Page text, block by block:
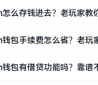
么存钱进去？老玩家教
包手续费怎么省？老玩
包有借贷功能吗？靠谱